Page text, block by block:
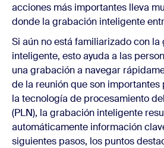
acciones más importantes lleva
donde la grabación inteligente
Si aún no está familiarizado con
inteligente, esto ayuda a las
una grabación a navegar
de la reunión que son importantes
la tecnología de procesamiento
(PLN), la grabación inteligente
automáticamente información
siguientes pasos, los puntos